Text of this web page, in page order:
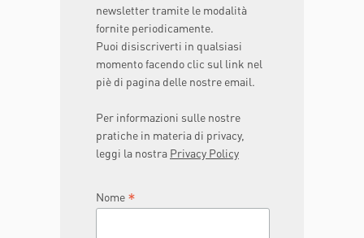
newsletter tramite le modalità
fornite periodicamente.
Puoi disiscriverti in qualsiasi
momento facendo clic sul link nel
piè di pagina delle nostre email.
Per informazioni sulle nostre
pratiche in materia di privacy,
leggi la nostra Privacy Policy
Nome *